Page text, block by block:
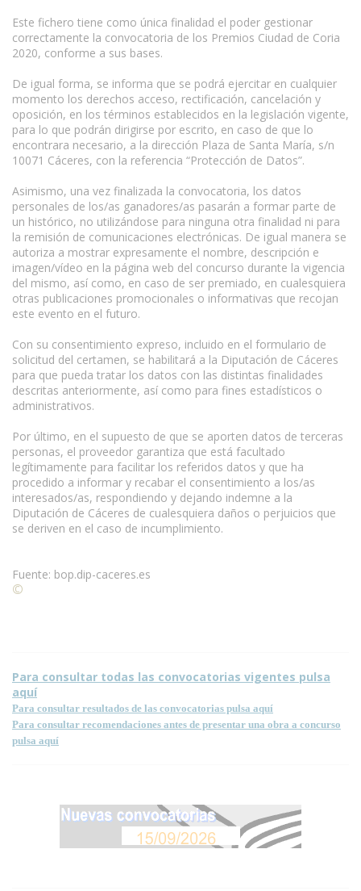
Este fichero tiene como única finalidad el poder gestionar
correctamente la convocatoria de los Premios Ciudad de Coria
2020, conforme a sus bases.
De igual forma, se informa que se podrá ejercitar en cualquier
momento los derechos acceso, rectificación, cancelación y
oposición, en los términos establecidos en la legislación vigente,
para lo que podrán dirigirse por escrito, en caso de que lo
encontrara necesario, a la dirección Plaza de Santa María, s/n
10071 Cáceres, con la referencia “Protección de Datos”.
Asimismo, una vez finalizada la convocatoria, los datos
personales de los/as ganadores/as pasarán a formar parte de
un histórico, no utilizándose para ninguna otra finalidad ni para
la remisión de comunicaciones electrónicas. De igual manera se
autoriza a mostrar expresamente el nombre, descripción e
imagen/vídeo en la página web del concurso durante la vigencia
del mismo, así como, en caso de ser premiado, en cualesquiera
otras publicaciones promocionales o informativas que recojan
este evento en el futuro.
Con su consentimiento expreso, incluido en el formulario de
solicitud del certamen, se habilitará a la Diputación de Cáceres
para que pueda tratar los datos con las distintas finalidades
descritas anteriormente, así como para fines estadísticos o
administrativos.
Por último, en el supuesto de que se aporten datos de terceras
personas, el proveedor garantiza que está facultado
legítimamente para facilitar los referidos datos y que ha
procedido a informar y recabar el consentimiento a los/as
interesados/as, respondiendo y dejando indemne a la
Diputación de Cáceres de cualesquiera daños o perjuicios que
se deriven en el caso de incumplimiento.
Fuente: bop.dip-caceres.es
©
Para consultar todas las convocatorias vigentes pulsa
aquí
Para consultar resultados de las convocatorias pulsa aquí
Para consultar recomendaciones antes de presentar una obra a concurso
pulsa aquí